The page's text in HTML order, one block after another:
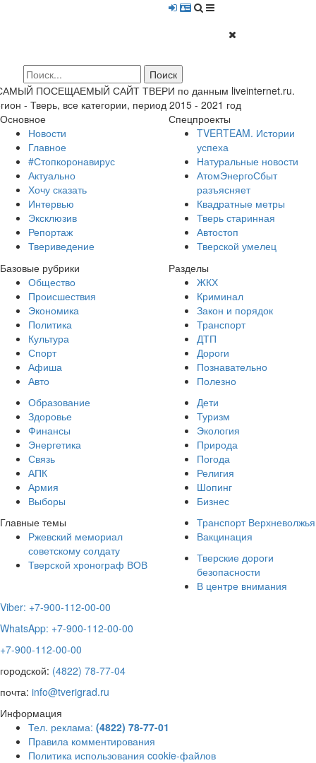
ПОСЕЩАЕМЫЙ САЙТ ТВЕРИ по данным liveinternet.ru.
- Тверь, все категории, период 2015 - 2021 год
Основное
Новости
Главное
#Стопкоронавирус
Актуально
Хочу сказать
Интервью
Эксклюзив
Репортаж
Твериведение
Спецпроекты
TVERTEAM. Истории
успеха
Натуральные новости
АтомЭнергоСбыт
разъясняет
Квадратные метры
Тверь старинная
Автостоп
Тверской умелец
Базовые рубрики
Общество
Происшествия
Экономика
Политика
Культура
Спорт
Афиша
Авто
Разделы
ЖКХ
Криминал
Закон и порядок
Транспорт
ДТП
Дороги
Познавательно
Полезно
Образование
Здоровье
Финансы
Энергетика
Связь
АПК
Армия
Выборы
Дети
Туризм
Экология
Природа
Погода
Религия
Шопинг
Бизнес
Главные темы
Ржевский мемориал
советскому солдату
Тверской хронограф ВОВ
Транспорт Верхневолжья
Вакцинация
Тверские дороги
безопасности
В центре внимания
Viber: +7-900-112-00-00
WhatsApp: +7-900-112-00-00
+7-900-112-00-00
городской: (4822) 78-77-04
почта: info@tverigrad.ru
Информация
Тел. реклама: (4822) 78-77-01
Правила комментирования
Политика использования cookie-файлов